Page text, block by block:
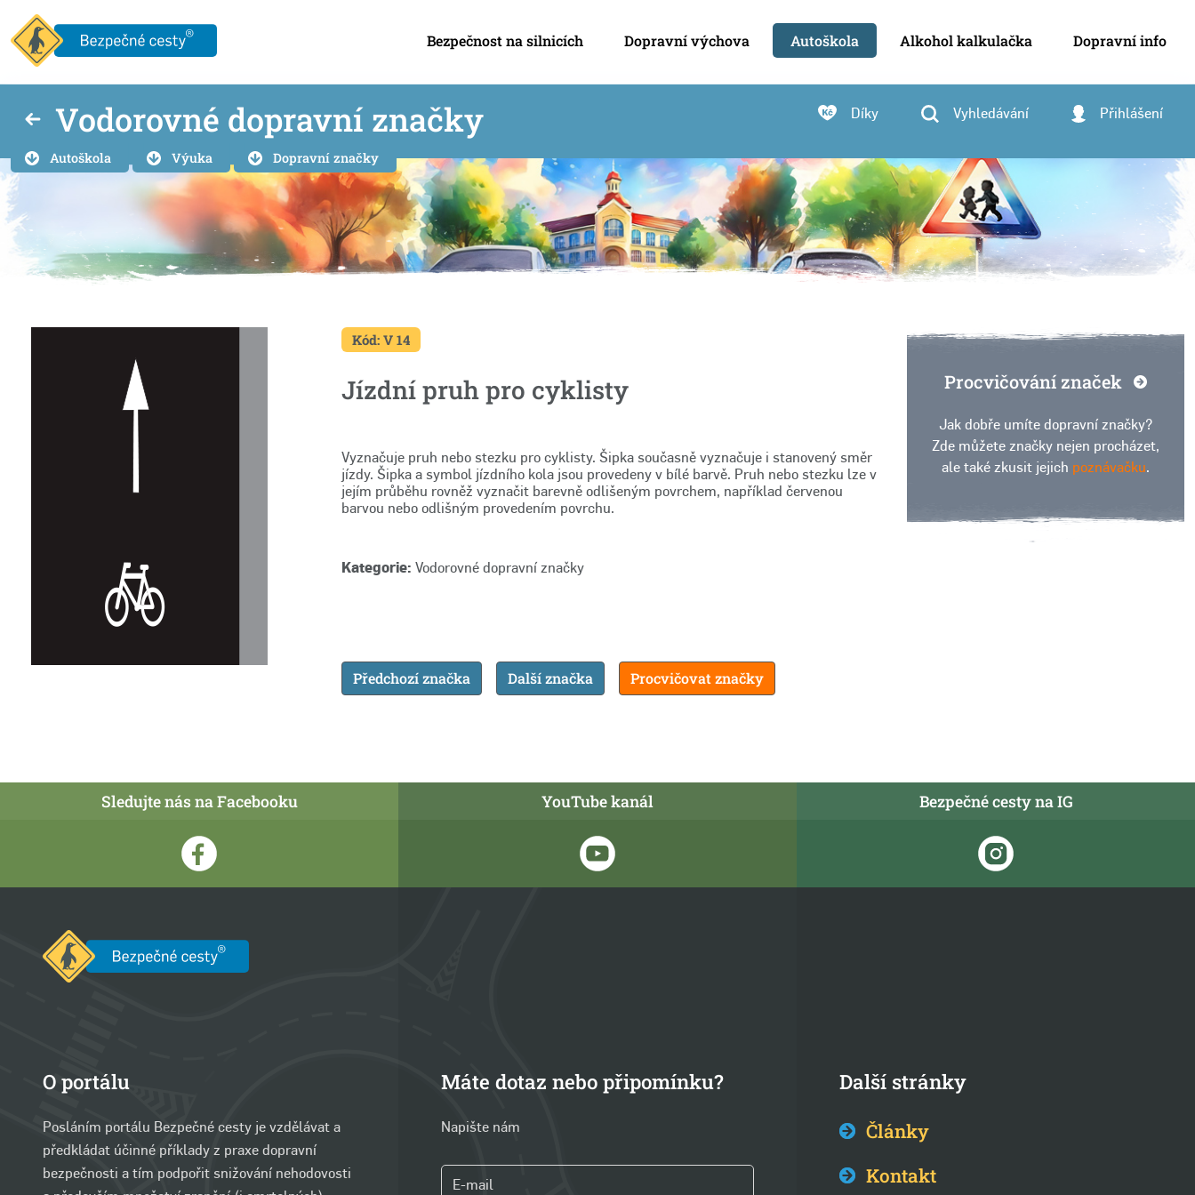
Bezpečnost na silnicích Dopravní výchova Autoškola Alkohol kalkulačka Dopravní info
Vodorovné dopravní značky Díky Vyhledávání Přihlášení
Autoškola Výuka Dopravní značky
Kód: V 14
Jízdní pruh pro cyklisty
Vyznačuje pruh nebo stezku pro cyklisty. Šipka současně vyznačuje i stanovený směr
jízdy. Šipka a symbol jízdního kola jsou provedeny v bílé barvě. Pruh nebo stezku lze v
jejím průběhu rovněž vyznačit barevně odlišeným povrchem, například červenou
barvou nebo odlišným provedením povrchu.
Kategorie: Vodorovné dopravní značky
Předchozí značka Další značka Procvičovat značky
Procvičování značek
Jak dobře umíte dopravní značky?
Zde můžete značky nejen procházet,
ale také zkusit jejich poznávačku.
Sledujte nás na Facebooku YouTube kanál Bezpečné cesty na IG
O portálu
Posláním portálu Bezpečné cesty je vzdělávat a
předkládat účinné příklady z praxe dopravní
bezpečnosti a tím podpořit snižování nehodovosti
Máte dotaz nebo připomínku?
Napište nám
Další stránky
Články
Kontakt